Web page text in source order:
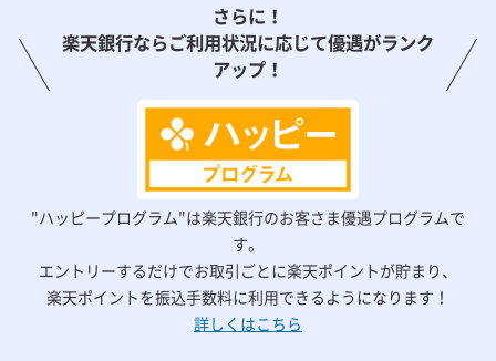
さらに！
楽天銀行ならご利用状況に応じて優遇がランク
アップ！
"ハッピープログラム"は楽天銀行のお客さま優遇プログラムで
す。
エントリーするだけでお取引ごとに楽天ポイントが貯まり、
楽天ポイントを振込手数料に利用できるようになります！
詳しくはこちら